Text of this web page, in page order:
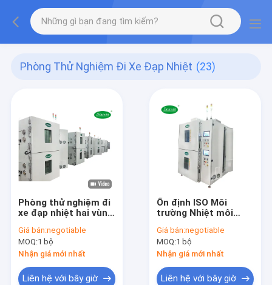
Phòng Thử Nghiệm Đi Xe Đạp Nhiệt (23)
Phòng thử nghiệm đi
xe đạp nhiệt hai vùng
độ nhanh chóng
Giá bán:negotiable
MOQ:1 bộ
Nhận giá mới nhất
Liên hệ với bây giờ
Ổn định ISO Môi
trường Nhiệt môi
nghiệm Tiết kiệm
năng lượng
Giá bán:negotiable
MOQ:1 bộ
Nhận giá mới nhất
Liên hệ với bây giờ